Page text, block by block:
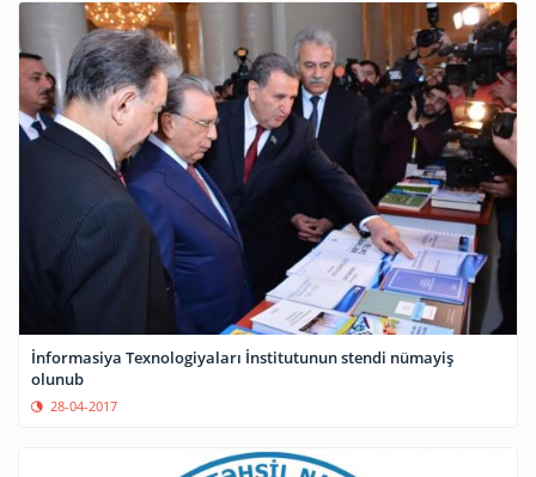
İnformasiya Texnologiyaları İnstitutunun stendi nümayiş
olunub
28-04-2017